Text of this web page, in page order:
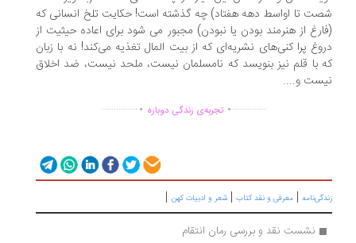
تا اواسط دهه هفتاد) چه گذشته است! حکایت تلخ انسانی که
از هنرمند بودن یا نبودن) مجبور می شود برای اعاده حیثیت از
پرا کنی‌های نشریه‌ای که از بیت المال تغذیه می‌کند! نه با زبان
با قلم نیز بنویسد که نامسلمان نیست، ملحد نیست، ضد اخلاق
و....
............... .تجربه‌ی زندگی دوباره ...............
|معرفی و نقد کتاب|شعر و ادبیات کهن|
نشست نقد و بررسی رمان انتقام